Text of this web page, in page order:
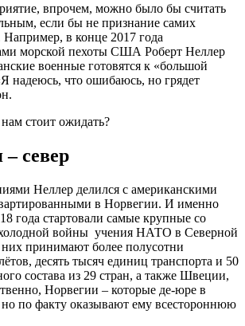
впрочем, можно было бы считать
если бы не признание самих
в конце 2017 года
морской пехоты США Роберт Неллер
военные готовятся к «большой
надеюсь, что ошибаюсь, но грядет
стоит ожидать?
север
Неллер делился с американскими
в Норвегии. И именно
года стартовали самые крупные со
войны учения НАТО в Северной
принимают более полусотни
десять тысяч единиц транспорта и 50
состава из 29 стран, а также Швеции,
Норвегии – которые де-юре в
но по факту оказывают ему всестороннюю